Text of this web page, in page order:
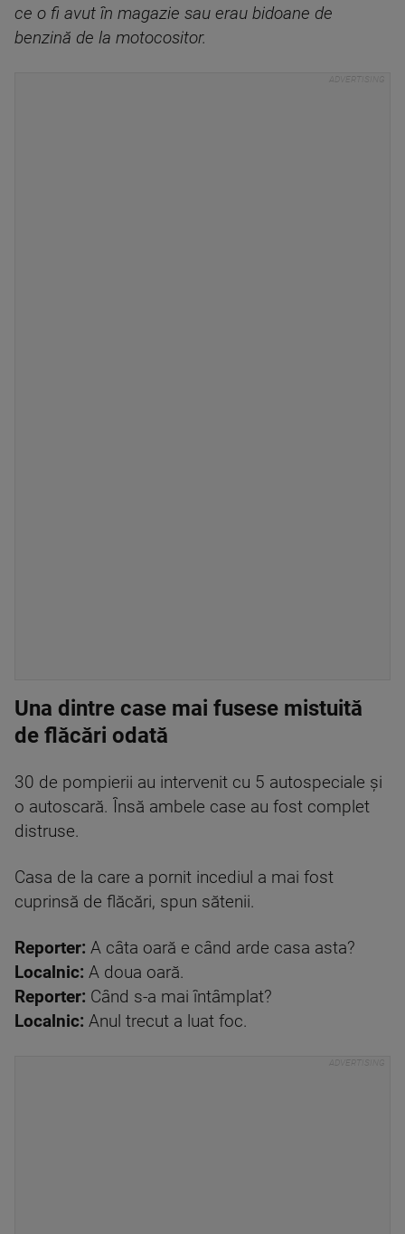
ce o fi avut în magazie sau erau bidoane de
benzină de la motocositor.
Una dintre case mai fusese mistuită
de flăcări odată
30 de pompierii au intervenit cu 5 autospeciale și
o autoscară. Însă ambele case au fost complet
distruse.
Casa de la care a pornit incediul a mai fost
cuprinsă de flăcări, spun sătenii.
Reporter: A câta oară e când arde casa asta?
Localnic: A doua oară.
Reporter: Când s-a mai întâmplat?
Localnic: Anul trecut a luat foc.